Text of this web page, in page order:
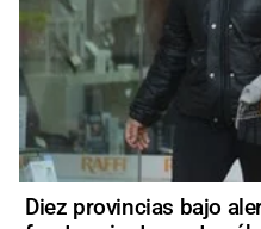
Diez provincias bajo